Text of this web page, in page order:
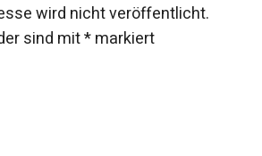
wird nicht veröffentlicht.
sind mit*markiert